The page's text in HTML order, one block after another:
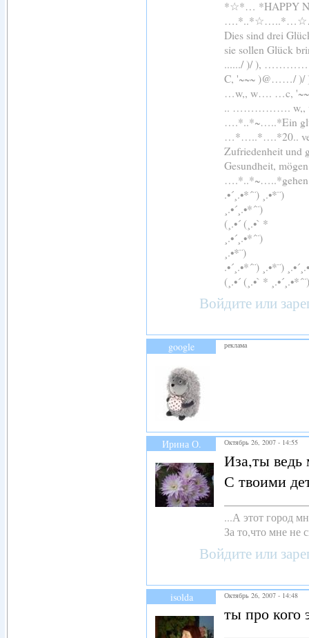
*☆*… *HAPPY
Dies sind drei
sie sollen Glück
....../ )/ ),
C, '~~~ )@……/
…w,, w…. …c,
.. …………….
….*..*~…..*Ein
…*…..*….*20..
Zufriedenheit
Gesundheit,
.•´¸.•*´¨) ¸.•*¨)
¸.•´¸.•*´¨)
(¸.•´ (¸.•` *
¸.•´¸.•*´¨)
¸.•*¨)
.•´¸.•*´¨) ¸.•*¨)
(¸.•´ (¸.•` *
Войдите или
google реклама
Ирина О. Октябрь 26, 2007 - 14:55
Иза,ты ведь
С твоими
...А этот город
За то,что мне не
Войдите или
isolda Октябрь 26, 2007 - 14:48
ты про кого